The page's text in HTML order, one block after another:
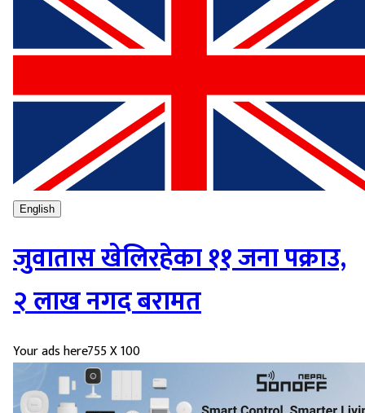
English
जुवातास खेलिरहेका ११ जना पक्राउ,
२ लाख नगद बरामत
Your ads here755 X 100